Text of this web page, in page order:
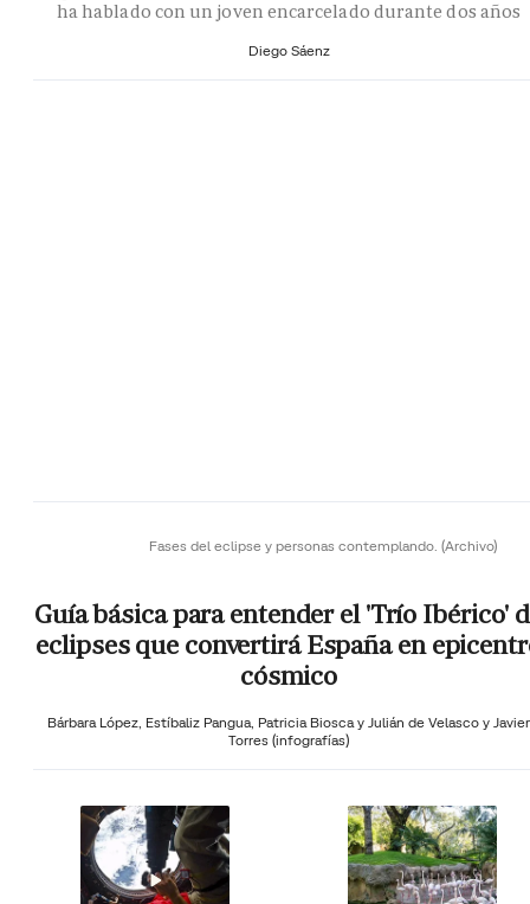
ha hablado con un joven encarcelado durante dos años
Diego Sáenz
Fases del eclipse y personas contemplando. (Archivo)
Guía básica para entender el 'Trío Ibérico'
eclipses que convertirá España en
cósmico
Bárbara López, Estíbaliz Pangua, Patricia Biosca y Julián de Velasco y Javier
Torres (infografías)